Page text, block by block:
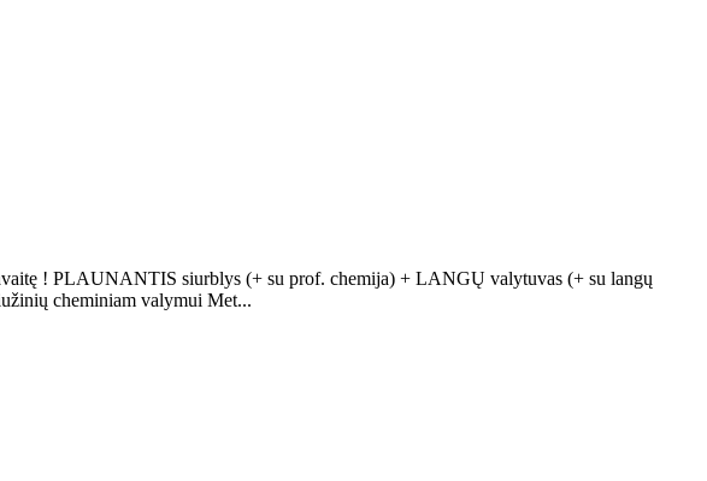
! PLAUNANTIS siurblys (+ su prof. chemija) + LANGŲ valytuvas (+ su langų
cheminiam valymui Met...